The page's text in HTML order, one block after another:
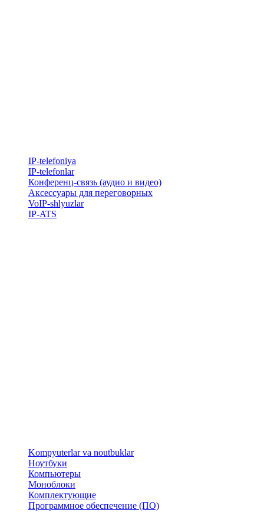
IP-telefoniya
​IP-telefonlar
Конференц-связь (аудио и видео)
Аксессуары для переговорных
VoIP-shlyuzlar
IP-ATS
​Kompyuterlar va noutbuklar
Ноутбуки
Компьютеры
Моноблоки
Комплектующие
Программное обеспечение (ПО)